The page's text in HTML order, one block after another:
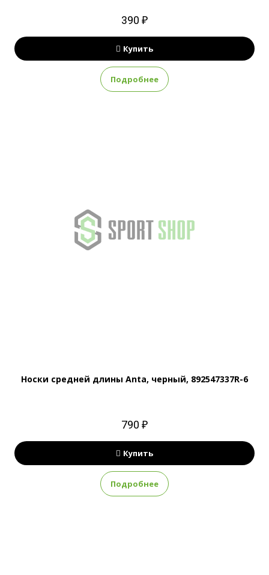
390 ₽
Купить
Подробнее
Носки средней длины Anta, черный, 892547337R-6
790 ₽
Купить
Подробнее